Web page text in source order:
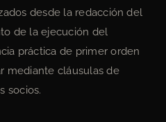
desde la redacción del
de la ejecución del
práctica de primer orden
mediante cláusulas de
socios.